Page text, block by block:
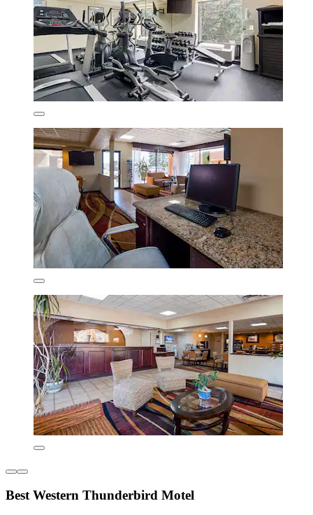
Best Western Thunderbird Motel